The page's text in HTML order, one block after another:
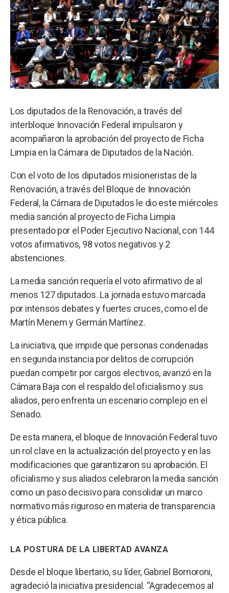
Los diputados de la Renovación, a través del
interbloque Innovación Federal impulsaron y
acompañaron la aprobación del proyecto de Ficha
Limpia en la Cámara de Diputados de la Nación.
Con el voto de los diputados misioneristas de la
Renovación, a través del Bloque de Innovación
Federal, la Cámara de Diputados le dio este miércoles
media sanción al proyecto de Ficha Limpia
presentado por el Poder Ejecutivo Nacional, con 144
votos afirmativos, 98 votos negativos y 2
abstenciones.
La media sanción requería el voto afirmativo de al
menos 127 diputados. La jornada estuvo marcada
por intensos debates y fuertes cruces, como el de
Martín Menem y Germán Martínez.
La iniciativa, que impide que personas condenadas
en segunda instancia por delitos de corrupción
puedan competir por cargos electivos, avanzó en la
Cámara Baja con el respaldo del oficialismo y sus
aliados, pero enfrenta un escenario complejo en el
Senado.
De esta manera, el bloque de Innovación Federal tuvo
un rol clave en la actualización del proyecto y en las
modificaciones que garantizaron su aprobación. El
oficialismo y sus aliados celebraron la media sanción
como un paso decisivo para consolidar un marco
normativo más riguroso en materia de transparencia
y ética pública.
LA POSTURA DE LA LIBERTAD AVANZA
Desde el bloque libertario, su líder, Gabriel Bornoroni,
agradeció la iniciativa presidencial. “Agradecemos al